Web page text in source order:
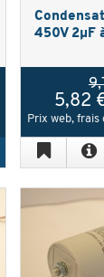
450V 2µF
5,82
Prix web, frais